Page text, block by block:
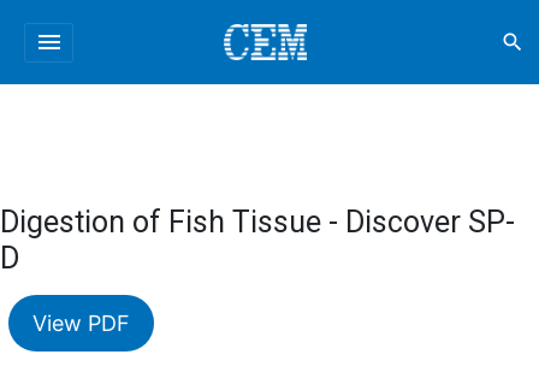
menu search
Digestion of Fish Tissue - Discover SP-
D
View PDF